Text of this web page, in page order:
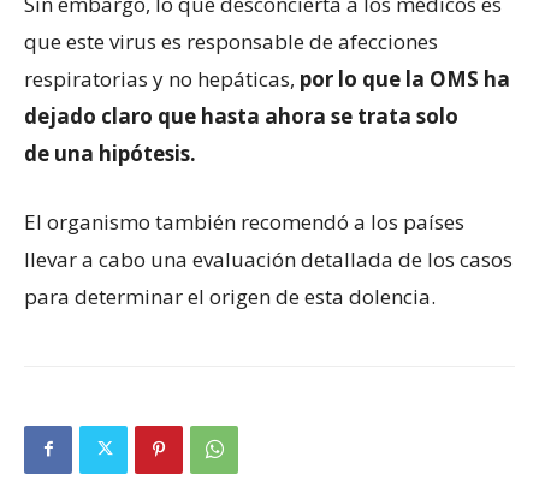
que este virus es responsable de afecciones
respiratorias y no hepáticas, por lo que la OMS ha
dejado claro que hasta ahora se trata solo
de una hipótesis.
El organismo también recomendó a los países
llevar a cabo una evaluación detallada de los casos
para determinar el origen de esta dolencia.